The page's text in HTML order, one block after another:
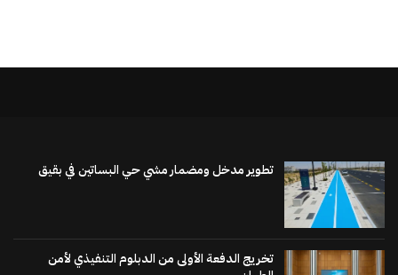
تطوير مدخل ومضمار مشي حي البساتين في بقيق
تخريج الدفعة الأولى من الدبلوم التنفيذي لأمن